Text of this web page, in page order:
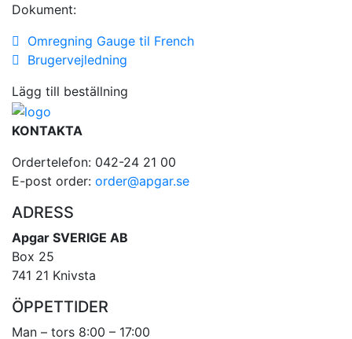
Dokument:
Omregning Gauge til French
Brugervejledning
Lägg till beställning
KONTAKTA
Ordertelefon: 042-24 21 00
E-post order: order@apgar.se
ADRESS
Apgar SVERIGE AB
Box 25
741 21 Knivsta
ÖPPETTIDER
Man – tors 8:00 – 17:00